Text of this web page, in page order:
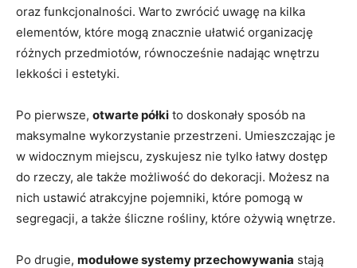
oraz funkcjonalności. Warto zwrócić uwagę na kilka
elementów, które mogą znacznie ułatwić organizację
różnych przedmiotów, równocześnie nadając wnętrzu
lekkości i estetyki.
Po pierwsze, otwarte półki to doskonały sposób na
maksymalne wykorzystanie przestrzeni. Umieszczając je
w widocznym miejscu, zyskujesz nie tylko łatwy dostęp
do rzeczy, ale także możliwość do dekoracji. Możesz na
nich ustawić atrakcyjne pojemniki, które pomogą w
segregacji, a także śliczne rośliny, które ożywią wnętrze.
Po drugie, modułowe systemy przechowywania stają